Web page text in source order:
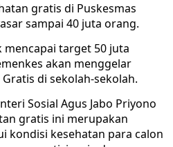
gratis di Puskesmas
sampai 40 juta orang.
target 50 juta
akan menggelar
di sekolah-sekolah.
Sosial Agus Jabo Priyono
gratis ini merupakan
kondisi kesehatan para calon